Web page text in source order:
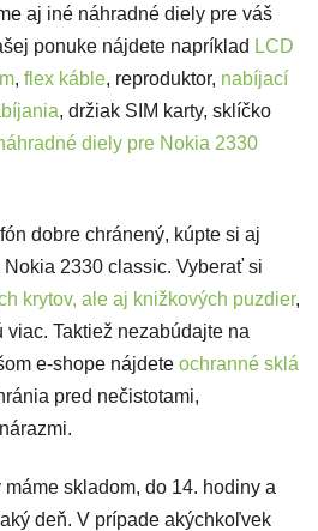
aj iné náhradné diely pre váš
ponuke nájdete napríklad LCD
, flex káble, reproduktor, nabíjací
, držiak SIM karty, sklíčko
diely pre Nokia 2330
dobre chránený, kúpte si aj
2330 classic. Vyberať si
krytov, ale aj knižkových puzdier,
viac. Taktiež nezabúdajte na
e-shope nájdete ochranné sklá
pred nečistotami,
skladom, do 14. hodiny a
deň. V prípade akýchkoľvek